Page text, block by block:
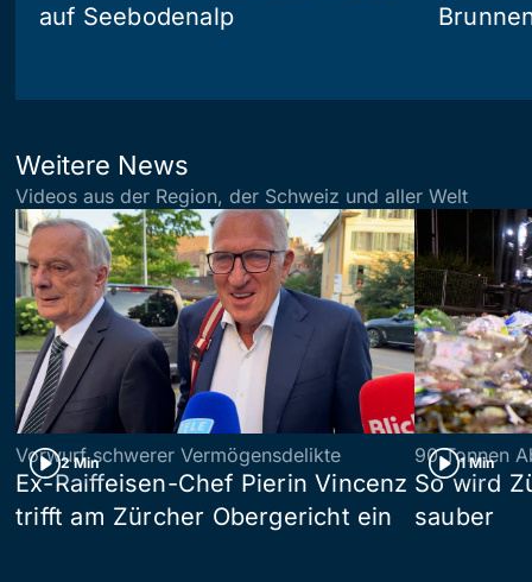
auf Seebodenalp
Weitere News
Videos aus der Region, der Schweiz und aller Welt
2 Min
Vorwurf schwerer Vermögensdelikte
Ex-Raiffeisen-Chef Pierin Vincenz
trifft am Zürcher Obergericht ein
1 Min
90 Tonnen
So wird
sauber